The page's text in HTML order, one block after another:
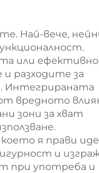
Най-вече,
или
разходите за
Интегрираната
вредното
зони за хват
я прави
и
при употреба и